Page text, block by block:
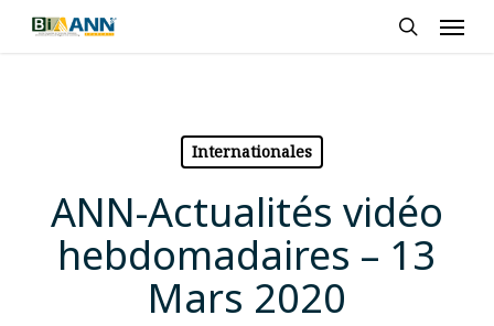
Skip
Internationales
ANN-Actualités vidéo
hebdomadaires – 13
Mars 2020